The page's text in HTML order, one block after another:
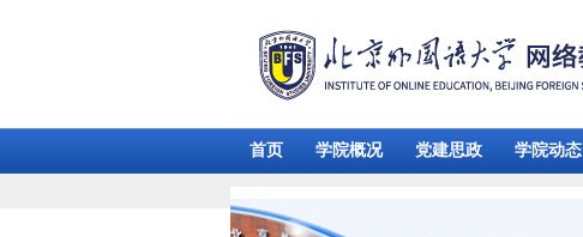
首页 学院概况 党建思政 学院动态